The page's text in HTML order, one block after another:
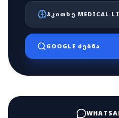
ᲰᲙᲘᲗᲮᲔ MEDICAL
GOOGLE ᲫᲔᲑᲜᲐ